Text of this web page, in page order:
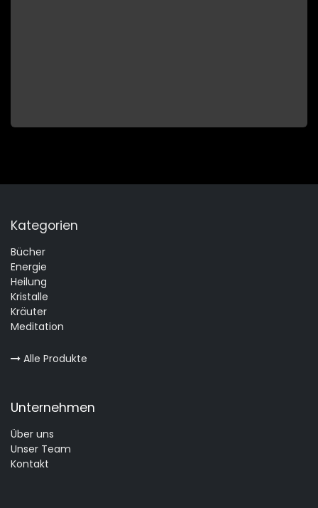
Kategorien
Bücher
Energie
Heilung
Kristalle
Kräuter
Meditation
Alle Produkte
Unternehmen
Über uns
Unser Team
Kontakt